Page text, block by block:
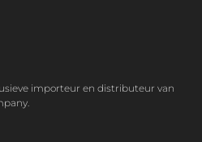
importeur en distributeur van